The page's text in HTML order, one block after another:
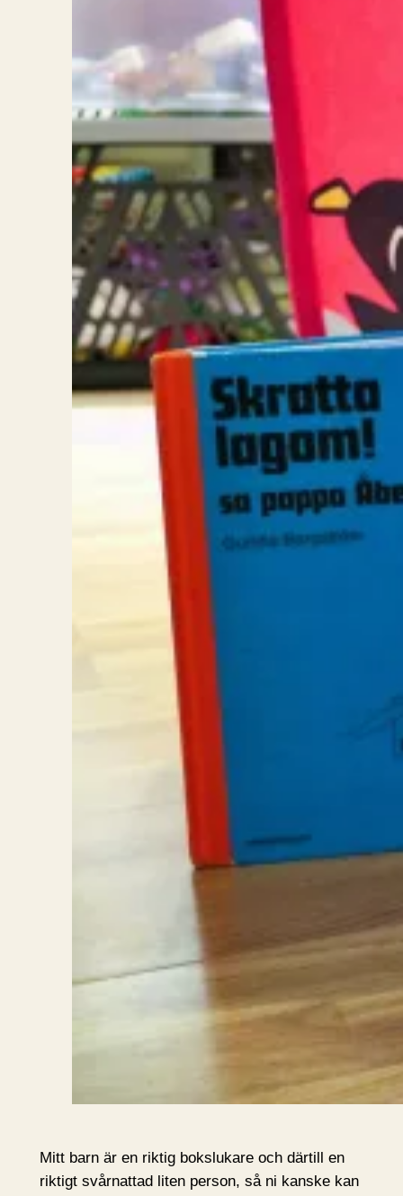
Mitt barn är en riktig bokslukare och därtill en
riktigt svårnattad liten person, så ni kanske kan